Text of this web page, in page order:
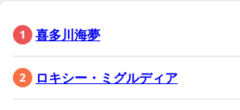
喜多川海夢
ロキシー・ミグルディア